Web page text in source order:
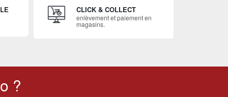
CLICK & COLLECT
enlèvement et paiement en
magasins.
?